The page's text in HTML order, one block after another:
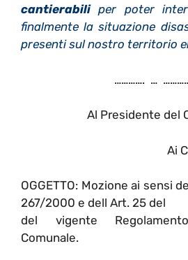
cantierabiliper poter
finalmente la situazione
presenti sul nostro territorio
…………. …
Al Presidente del
Ai
OGGETTO: Mozione ai sensi
267/2000 e dell Art. 25 del
del vigente
Comunale.